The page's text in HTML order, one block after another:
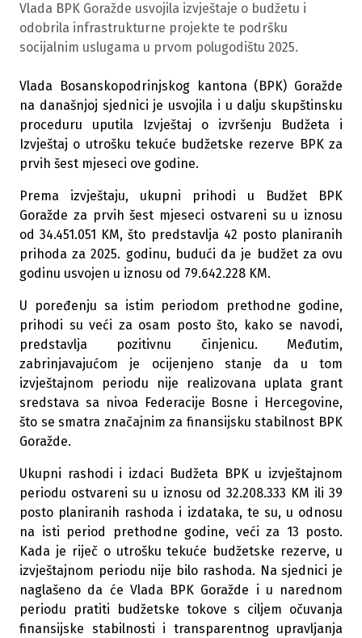
Vlada BPK Goražde usvojila izvještaje o budžetu i
odobrila infrastrukturne projekte te podršku
socijalnim uslugama u prvom polugodištu 2025.
Vlada Bosanskopodrinjskog kantona (BPK) Goražde
na današnjoj sjednici je usvojila i u dalju skupštinsku
proceduru uputila Izvještaj o izvršenju Budžeta i
Izvještaj o utrošku tekuće budžetske rezerve BPK za
prvih šest mjeseci ove godine.
Prema izvještaju, ukupni prihodi u Budžet BPK
Goražde za prvih šest mjeseci ostvareni su u iznosu
od 34.451.051 KM, što predstavlja 42 posto planiranih
prihoda za 2025. godinu, budući da je budžet za ovu
godinu usvojen u iznosu od 79.642.228 KM.
U poređenju sa istim periodom prethodne godine,
prihodi su veći za osam posto što, kako se navodi,
predstavlja pozitivnu činjenicu. Međutim,
zabrinjavajućom je ocijenjeno stanje da u tom
izvještajnom periodu nije realizovana uplata grant
sredstava sa nivoa Federacije Bosne i Hercegovine,
što se smatra značajnim za finansijsku stabilnost BPK
Goražde.
Ukupni rashodi i izdaci Budžeta BPK u izvještajnom
periodu ostvareni su u iznosu od 32.208.333 KM ili 39
posto planiranih rashoda i izdataka, te su, u odnosu
na isti period prethodne godine, veći za 13 posto.
Kada je riječ o utrošku tekuće budžetske rezerve, u
izvještajnom periodu nije bilo rashoda. Na sjednici je
naglašeno da će Vlada BPK Goražde i u narednom
periodu pratiti budžetske tokove s ciljem očuvanja
finansijske stabilnosti i transparentnog upravljanja